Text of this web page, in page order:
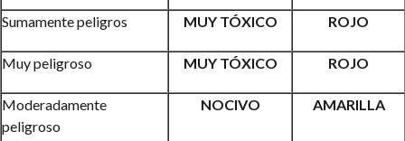
Sumamente peligros MUY TÓXICO ROJO
Muy peligroso MUY TÓXICO ROJO
Moderadamente
peligroso
NOCIVO AMARILLA